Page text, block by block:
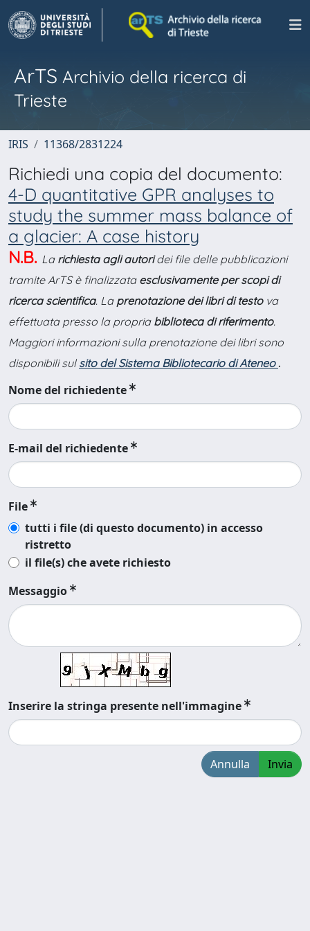
ArTS Archivio della ricerca di
Trieste
IRIS 11368/2831224
Richiedi una copia del documento:
4-D quantitative GPR analyses to
study the summer mass balance of
a glacier: A case history
N.B. La richiesta agli autoridei file delle pubblicazioni
tramite ArTS è finalizzata esclusivamente per scopi di
ricerca scientifica. La prenotazione dei libri di testova
effettuata presso la propria biblioteca di riferimento.
Maggiori informazioni sulla prenotazione dei libri sono
disponibili sul sito del Sistema Bibliotecario di Ateneo .
Nome del richiedente
E-mail del richiedente
File
tutti i file (di questo documento) in accesso
ristretto
il file(s) che avete richiesto
Messaggio
Inserire la stringa presente nell'immagine
Annulla Invia